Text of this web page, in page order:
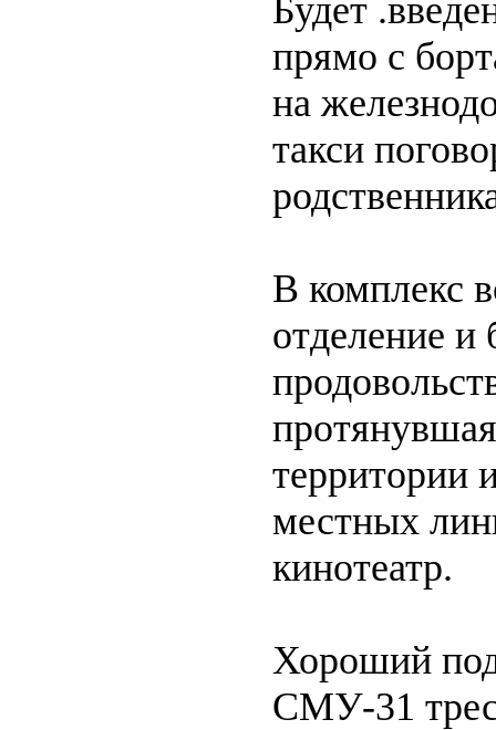
Будет
прямо с
на
такси
В комплекс
отделение и
территории
местных
кинотеатр.
Хороший
СМУ-31